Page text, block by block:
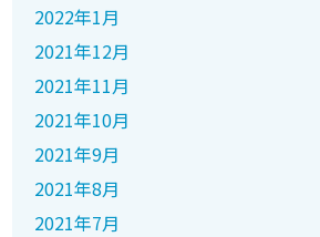
2022年1月
2021年12月
2021年11月
2021年10月
2021年9月
2021年8月
2021年7月